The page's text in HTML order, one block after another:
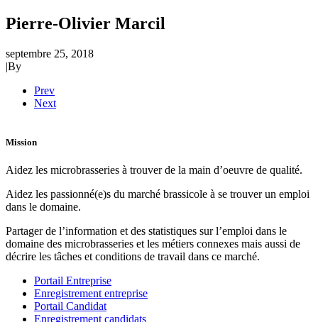
Pierre-Olivier Marcil
septembre 25, 2018
|By
Prev
Next
Mission
Aidez les microbrasseries à trouver de la main d’oeuvre de qualité.
Aidez les passionné(e)s du marché brassicole à se trouver un emploi
dans le domaine.
Partager de l’information et des statistiques sur l’emploi dans le
domaine des microbrasseries et les métiers connexes mais aussi de
décrire les tâches et conditions de travail dans ce marché.
Portail Entreprise
Enregistrement entreprise
Portail Candidat
Enregistrement candidats